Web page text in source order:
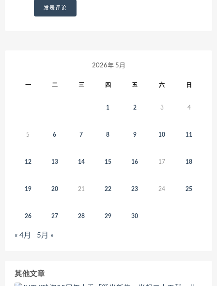
2026年 5月
一 二 三 四 五 六 日
1 2 3 4
5 6 7 8 9 10 11
12 13 14 15 16 17 18
19 20 21 22 23 24 25
26 27 28 29 30
« 4月 5月 »
其他文章